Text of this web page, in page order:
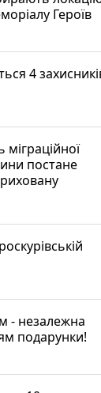
Героїв
4
міграційної
постане
- незалежна
подарунки!